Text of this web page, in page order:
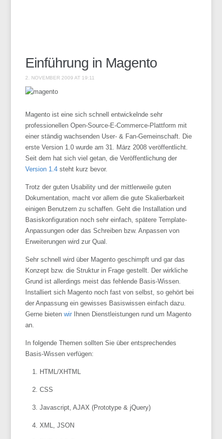
Einführung in Magento
2. NOVEMBER 2009 AT 19:11
Magento ist eine sich schnell entwickelnde sehr
professionellen Open-Source-E-Commerce-Plattform mit
einer ständig wachsenden User- & Fan-Gemeinschaft. Die
erste Version 1.0 wurde am 31. März 2008 veröffentlicht.
Seit dem hat sich viel getan, die Veröffentlichung der
Version 1.4 steht kurz bevor.
Trotz der guten Usability und der mittlerweile guten
Dokumentation, macht vor allem die gute Skalierbarkeit
einigen Benutzern zu schaffen. Geht die Installation und
Basiskonfiguration noch sehr einfach, spätere Template-
Anpassungen oder das Schreiben bzw. Anpassen von
Erweiterungen wird zur Qual.
Sehr schnell wird über Magento geschimpft und gar das
Konzept bzw. die Struktur in Frage gestellt. Der wirkliche
Grund ist allerdings meist das fehlende Basis-Wissen.
Installiert sich Magento noch fast von selbst, so gehört bei
der Anpassung ein gewisses Basiswissen einfach dazu.
Gerne bietenwir Ihnen Dienstleistungen rund um Magento
an.
In folgende Themen sollten Sie über entsprechendes
Basis-Wissen verfügen:
HTML/XHTML
CSS
Javascript, AJAX (Prototype & jQuery)
XML, JSON